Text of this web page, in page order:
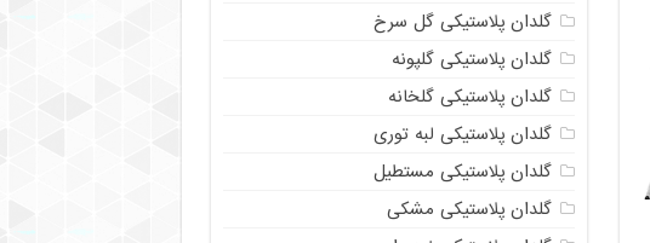
گلدان پلاستیکی گل سرخ
گلدان پلاستیکی گلپونه
گلدان پلاستیکی گلخانه
گلدان پلاستیکی لبه توری
گلدان پلاستیکی مستطیل
گلدان پلاستیکی مشکی